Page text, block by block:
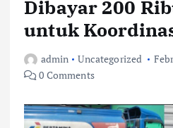
Dibayar 200
untuk
admin Uncategorized
0 Comments